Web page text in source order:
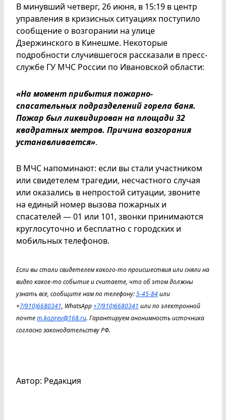
В минувший четверг, 26 июня, в 15:19 в центр
управления в кризисных ситуациях поступило
сообщение о возгорании на улице
Дзержинского в Кинешме. Некоторые
подробности случившегося рассказали в пресс-
службе ГУ МЧС России по Ивановской области:
«На момент прибытия пожарно-
спасательных подразделений горела баня.
Пожар был ликвидирован на площади 32
квадратных метров. Причина возгорания
устанавливается».
В МЧС напоминают: если вы стали участником
или свидетелем трагедии, несчастного случая
или оказались в непростой ситуации, звоните
на единый номер вызова пожарных и
спасателей — 01 или 101, звонки принимаются
круглосуточно и бесплатно с городских и
мобильных телефонов.
Если вы стали свидетелем какого-то происшествия или сняли на
видео какое-то событие и считаете, что об этом должны
узнать все, сообщите нам по телефону:5-45-84или
+7(910)6680341, WhatsApp+7(910)6680341 или по электронной
почтеm.kozirev@168.ru. Гарантируем анонимность источника
согласно законодательству РФ.
Автор: Редакция